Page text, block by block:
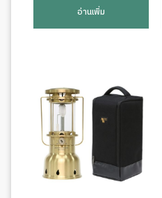
อ่านเพิ่ม